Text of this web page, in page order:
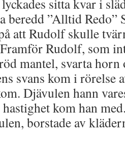
sitta kvar i
beredd ”Alltid Redo”
att Rudolf skulle
Rudolf, som
mantel, svarta horn
svans kom i rörelse
Djävulen hann
kom han
borstade av